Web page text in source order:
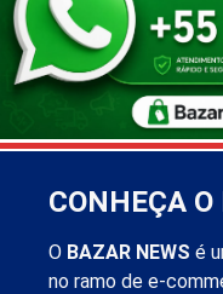
CONHEÇA
O BAZAR NEWS é
no ramo de e-